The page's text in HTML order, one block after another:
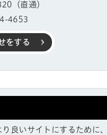
（直通）
4653
をする
良いサイトにするために